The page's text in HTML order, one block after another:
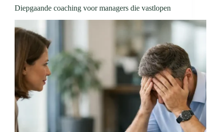
Diepgaande coaching voor managers die vastlopen